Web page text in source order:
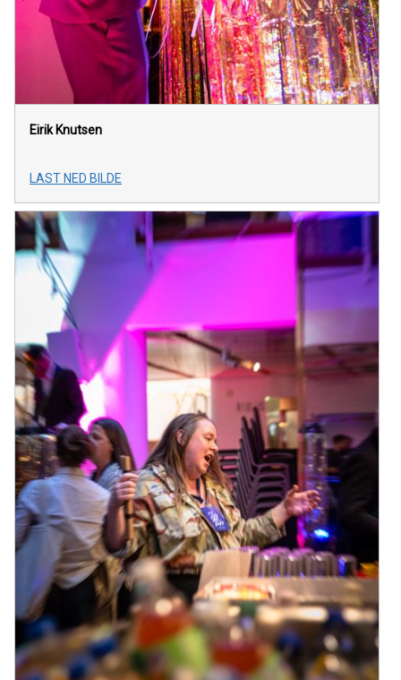
Eirik Knutsen
LAST NED BILDE